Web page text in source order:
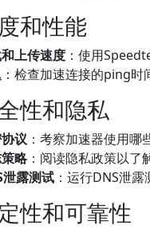
和性能
上传速度 ：使用
：检查加速连接的ping时
性和隐私
议 ：考察加速器使用哪
略：阅读隐私政策以了
泄露测试 ：运行DNS泄
性和可靠性